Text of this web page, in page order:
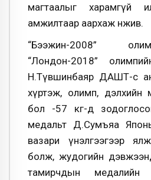
магтаалыг харамгүй
амжилтаар аархаж өнжив.
“Бээжин-2008”
“Лондон-2018”
Н.Түвшинбаяр ДАШТ-с
хүртэж, олимп, дэлхийн
бол -57 кг-д
медальт Д.Сумъяа
вазари үнэлгээгээр
болж, жудогийн
тамирчдын медалийн